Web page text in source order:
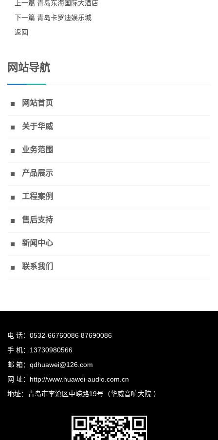
上一篇 青岛东海国际大酒店
下一篇 青岛卡罗迪娱乐城
返回
网站导航
网站首页
关于华威
业务范围
产品展示
工程案例
售后支持
新闻中心
联系我们
电 话：0532-66760086 87690086
手 机：13730980566
邮 箱：qdhuawei@126.com
网 址：http://www.huawei-audio.com.cn
地址：青岛市李沧区中崂路19号（华威音响大院 ）